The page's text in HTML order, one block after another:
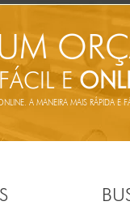
E
A MANEIRA MAIS RÁPIDA E